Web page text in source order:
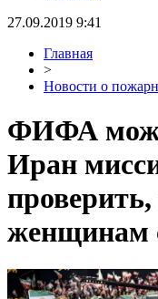
27.09.2019 9:41
Главная
>
Новости о
ФИФА
Иран
женщинам